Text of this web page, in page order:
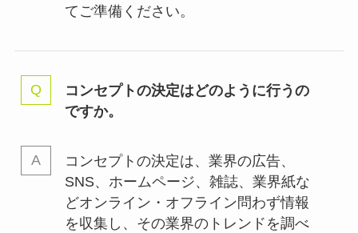
てご準備ください。
コンセプトの決定はどのように行うの
ですか。
コンセプトの決定は、業界の広告、
SNS、ホームページ、雑誌、業界紙な
どオンライン・オフライン問わず情報
を収集し、その業界のトレンドを調べ